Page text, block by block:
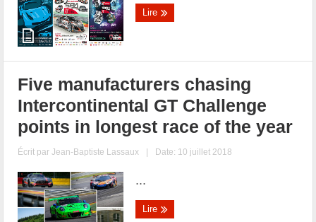
Lire
Five manufacturers chasing
Intercontinental GT Challenge
points in longest race of the year
Écrit parJean-Baptiste Lassaux | Date: 10 juillet 2018
...
Lire